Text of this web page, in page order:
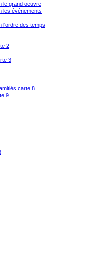
le grand oeuvre
les événements
l'ordre des temps
2
3
carte 8
9